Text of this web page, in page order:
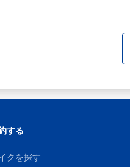
する
クを探す